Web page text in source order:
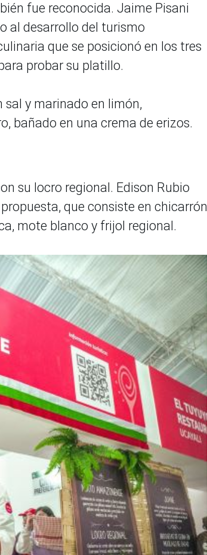
fue reconocida. Jaime Pisani
al desarrollo del turismo
que se posicionó en los tres
probar su platillo.
sal y marinado en limón,
bañado en una crema de erizos.
su locro regional. Edison Rubio
que consiste en chicarrón
mote blanco y frijol regional.